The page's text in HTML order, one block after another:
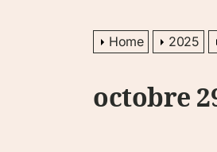
Home 2025
octobre